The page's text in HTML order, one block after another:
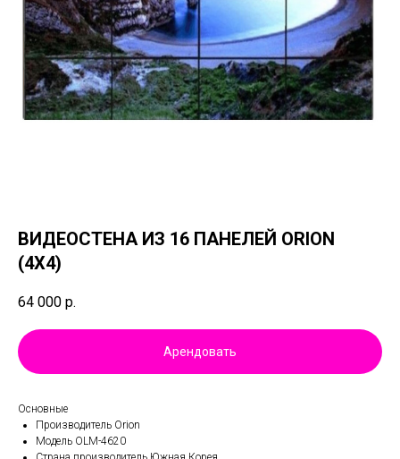
ВИДЕОСТЕНА ИЗ 16 ПАНЕЛЕЙ ORION
(4Х4)
64 000 р.
Арендовать
Основные
Производитель Orion
Модель OLM-4620